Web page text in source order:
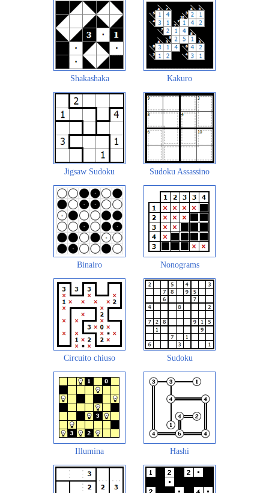
Shakashaka Kakuro
Jigsaw Sudoku Sudoku Assassino
Binairo Nonograms
Circuito chiuso Sudoku
Illumina Hashi